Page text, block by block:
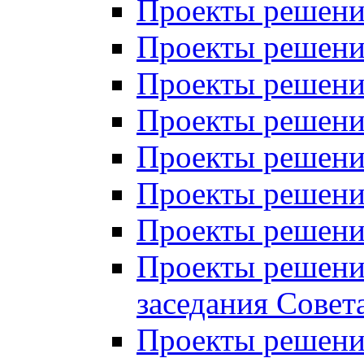
Проекты
Проекты
Проекты
Проекты
Проекты
Проекты
Проекты
Проекты
заседания
Проекты